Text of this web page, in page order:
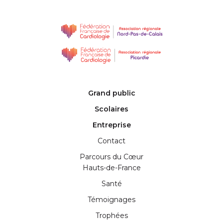
Grand public
Scolaires
Entreprise
Contact
Parcours du Cœur
Hauts-de-France
Santé
Témoignages
Trophées